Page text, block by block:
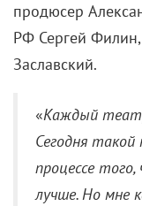
продюсер
РФ Сергей
Заславский.
«Каждый
Сегодня
процессе
лучше. Но мне